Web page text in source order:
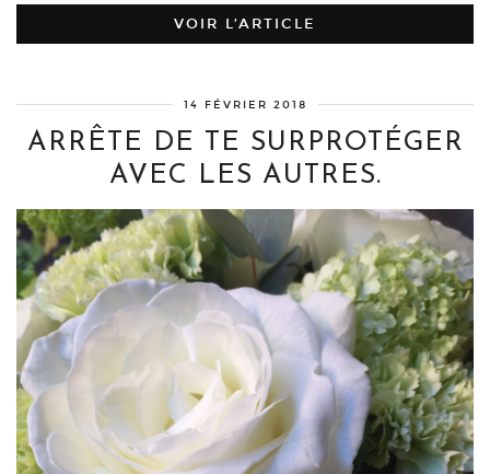
VOIR L’ARTICLE
14 FÉVRIER 2018
ARRÊTE DE TE SURPROTÉGER
AVEC LES AUTRES.